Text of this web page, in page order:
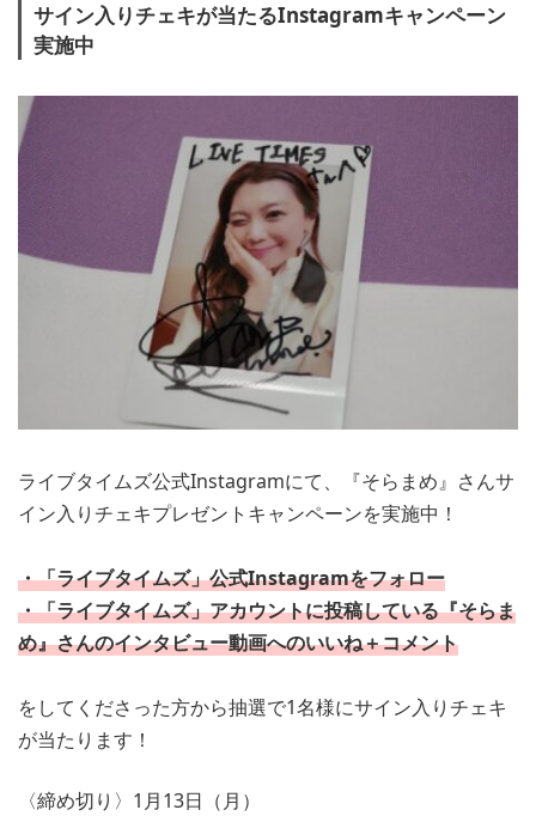
サイン入りチェキが当たるInstagramキャンペーン
実施中
ライブタイムズ公式Instagramにて、『そらまめ』さんサ
イン入りチェキプレゼントキャンペーンを実施中！
・「ライブタイムズ」公式Instagramをフォロー
・「ライブタイムズ」アカウントに投稿している『そらま
め』さんのインタビュー動画へのいいね＋コメント
をしてくださった方から抽選で1名様にサイン入りチェキ
が当たります！
〈締め切り〉1月13日（月）